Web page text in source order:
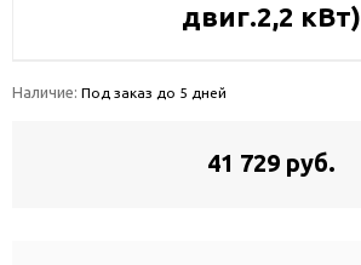
двиг.2,2 кВт)
Наличие: Под заказ до 5 дней
41 729 руб.